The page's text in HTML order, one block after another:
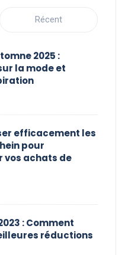
Récent
2025 :
la mode et
efficacement les
pour
vos achats de
: Comment
réductions